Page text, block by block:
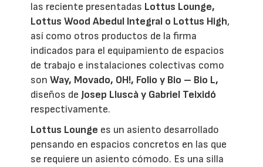
las reciente presentadas Lottus Lounge,
Lottus Wood Abedul Integral o Lottus High,
así como otros productos de la firma
indicados para el equipamiento de espacios
de trabajo e instalaciones colectivas como
sonWay, Movado, OH!, Folio y Bio – Bio L,
diseños de Josep Lluscà y Gabriel Teixidó
respectivamente.
Lottus Lounge es un asiento desarrollado
pensando en espacios concretos en las que
se requiere un asiento cómodo. Es una silla